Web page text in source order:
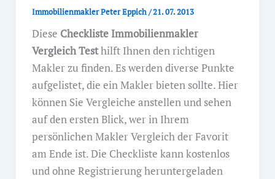
Immobilienmakler Peter Eppich/21. 07. 2013
Diese Checkliste Immobilienmakler
Vergleich Testhilft Ihnen den richtigen
Makler zu finden. Es werden diverse Punkte
aufgelistet, die ein Makler bieten sollte. Hier
können Sie Vergleiche anstellen und sehen
auf den ersten Blick, wer in Ihrem
persönlichen Makler Vergleich der Favorit
am Ende ist. Die Checkliste kann kostenlos
und ohne Registrierung heruntergeladen